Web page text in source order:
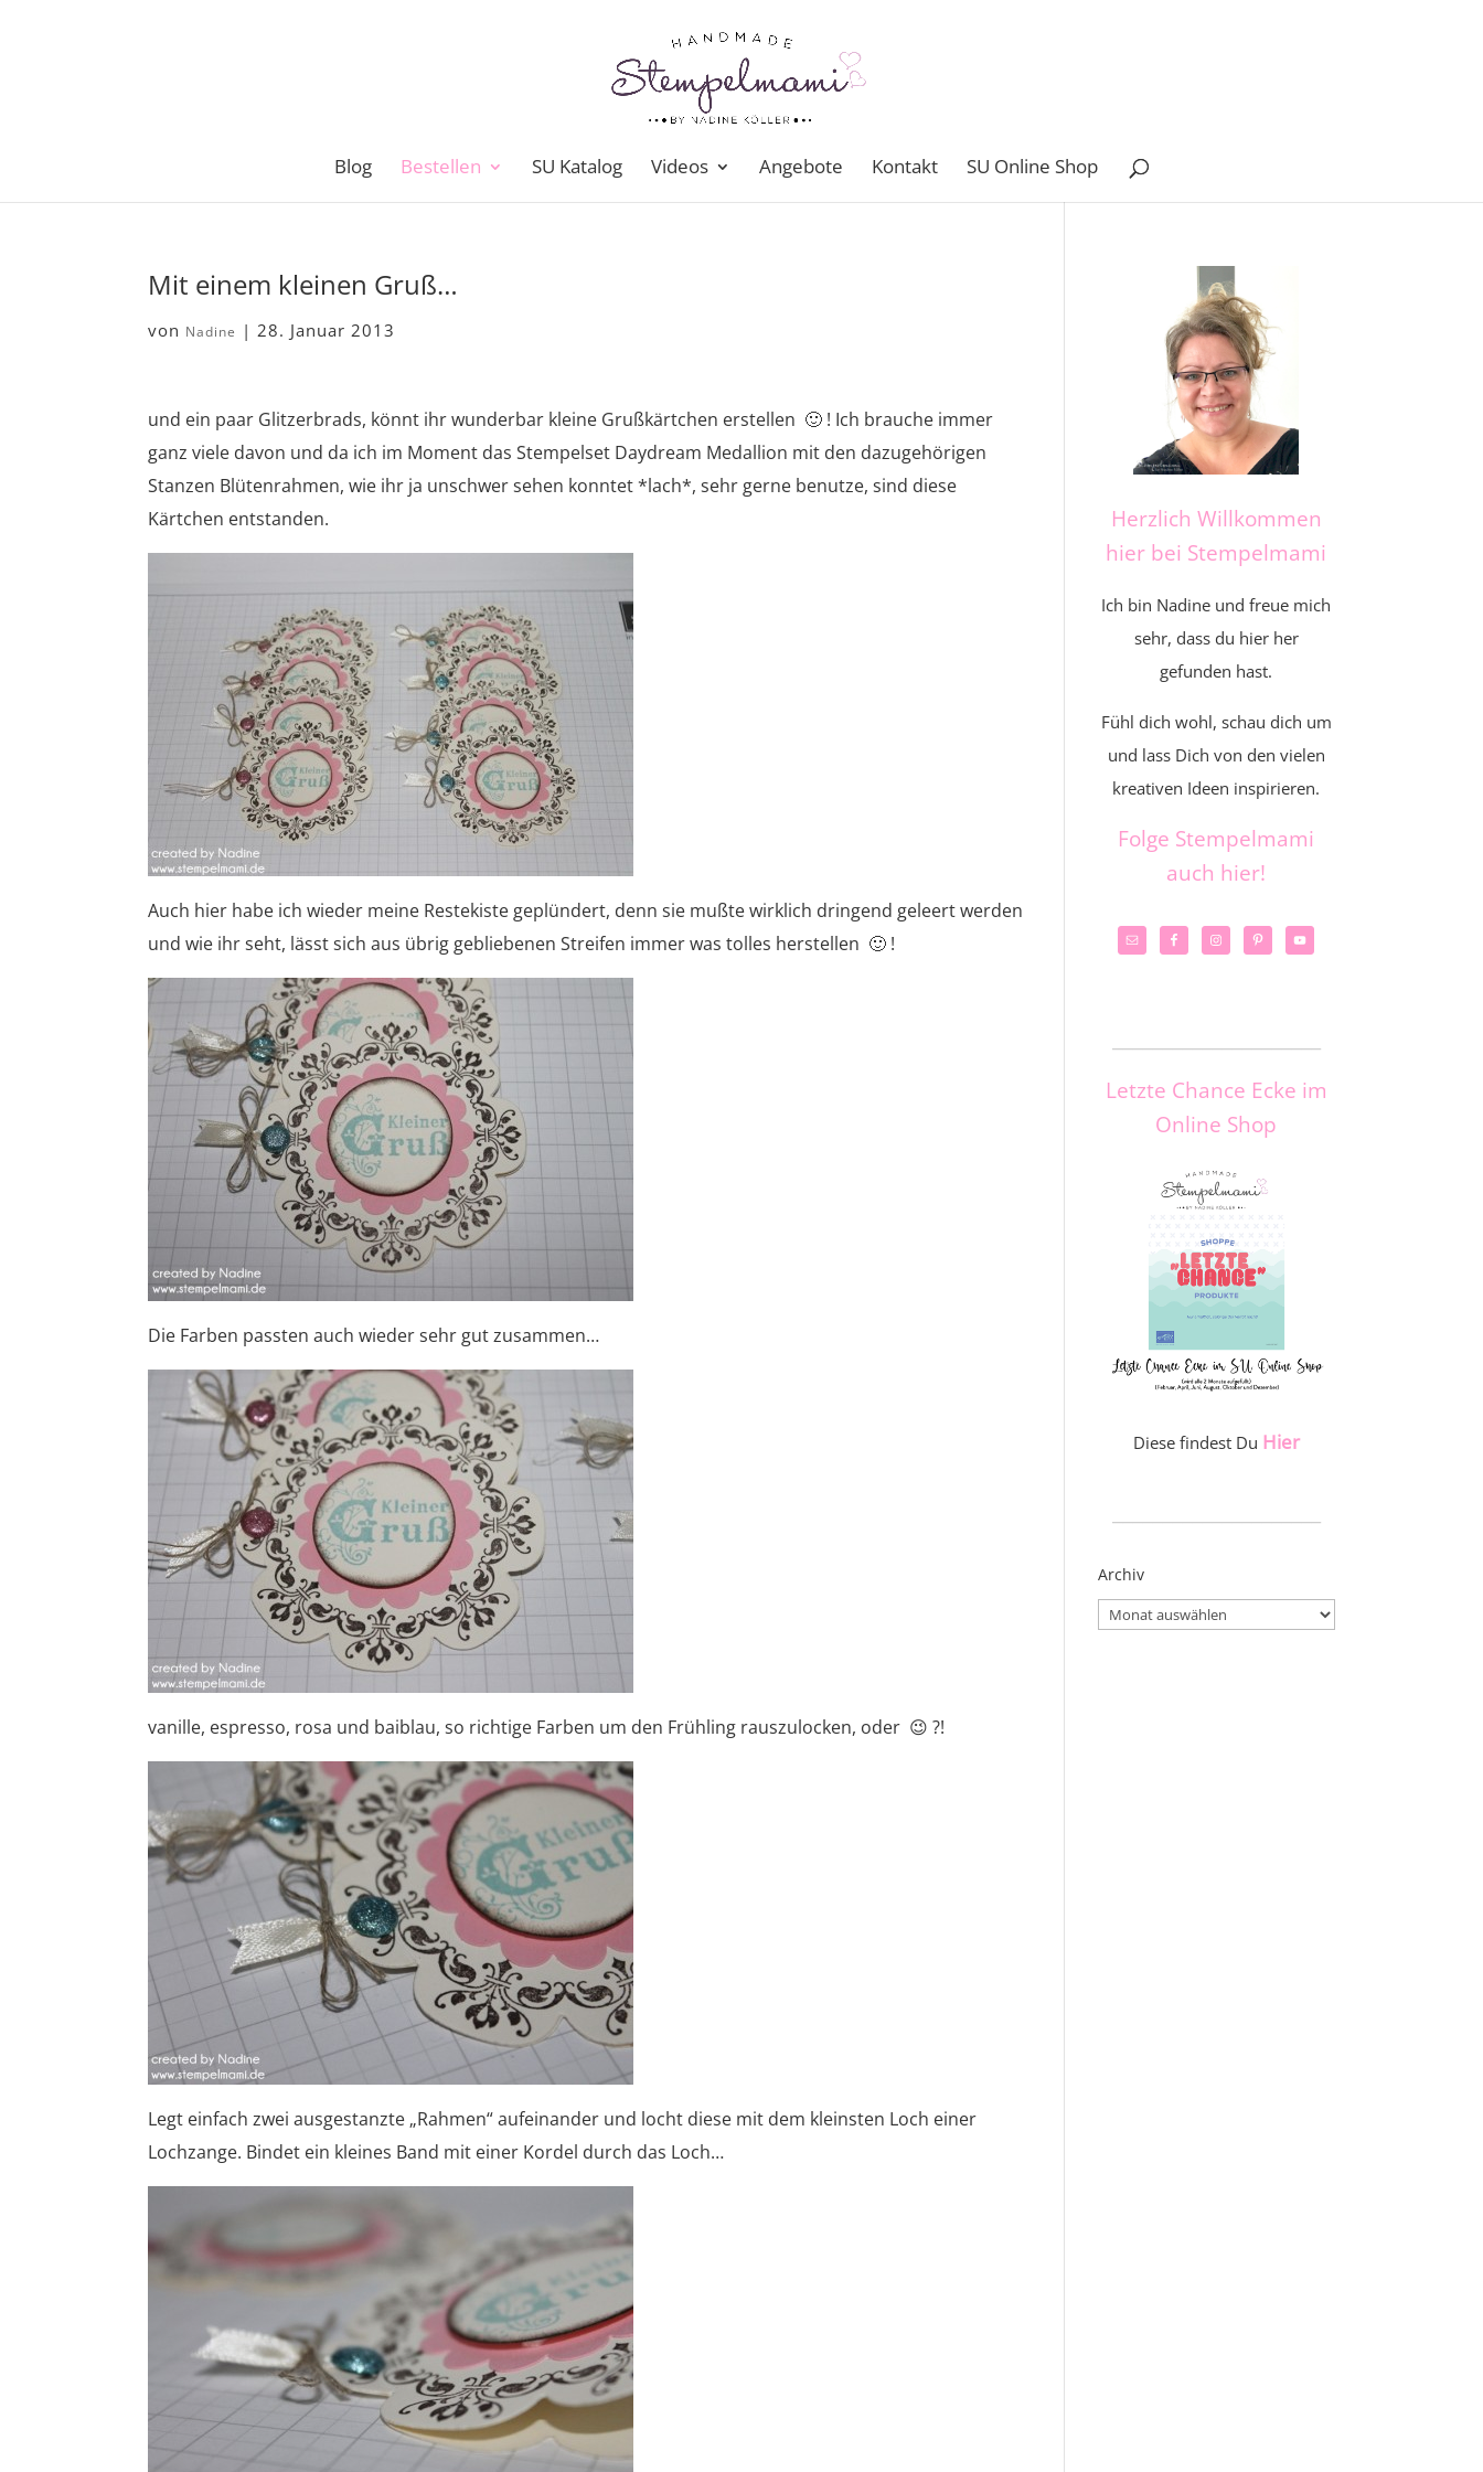
Blog Bestellen SU Katalog Videos Angebote Kontakt SU Online Shop
Mit einem kleinen Gruß…
von Nadine |28. Januar 2013
und ein paar Glitzerbrads, könnt ihr wunderbar kleine Grußkärtchen erstellen 🙂 ! Ich brauche immer
ganz viele davon und da ich im Moment das Stempelset Daydream Medallion mit den dazugehörigen
Stanzen Blütenrahmen, wie ihr ja unschwer sehen konntet *lach*, sehr gerne benutze, sind diese
Kärtchen entstanden.
Auch hier habe ich wieder meine Restekiste geplündert, denn sie mußte wirklich dringend geleert werden
und wie ihr seht, lässt sich aus übrig gebliebenen Streifen immer was tolles herstellen 🙂 !
Die Farben passten auch wieder sehr gut zusammen…
vanille, espresso, rosa und baiblau, so richtige Farben um den Frühling rauszulocken, oder 😉 ?!
Legt einfach zwei ausgestanzte „Rahmen“ aufeinander und locht diese mit dem kleinsten Loch einer
Lochzange. Bindet ein kleines Band mit einer Kordel durch das Loch…
Herzlich Willkommen
hier bei Stempelmami
Ich bin Nadine und freue mich
sehr, dass du hier her
gefunden hast.
Fühl dich wohl, schau dich um
und lass Dich von den vielen
kreativen Ideen inspirieren.
Folge Stempelmami
auch hier!
Letzte Chance Ecke im
Online Shop
Diese findest Du Hier
Archiv
Archiv